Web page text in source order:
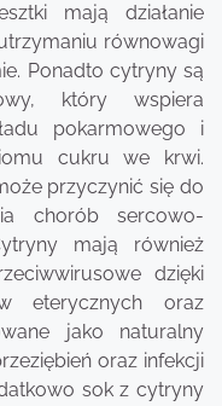
mają działanie
równowagi
Ponadto cytryny są
który wspiera
pokarmowego i
cukru we krwi.
przyczynić się do
chorób sercowo-
mają również
dzięki
eterycznych oraz
jako naturalny
oraz infekcji
sok z cytryny